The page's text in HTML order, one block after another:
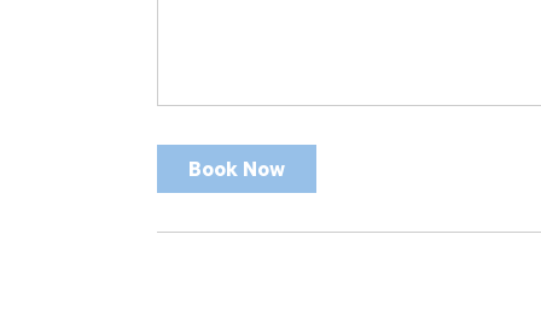
Book Now